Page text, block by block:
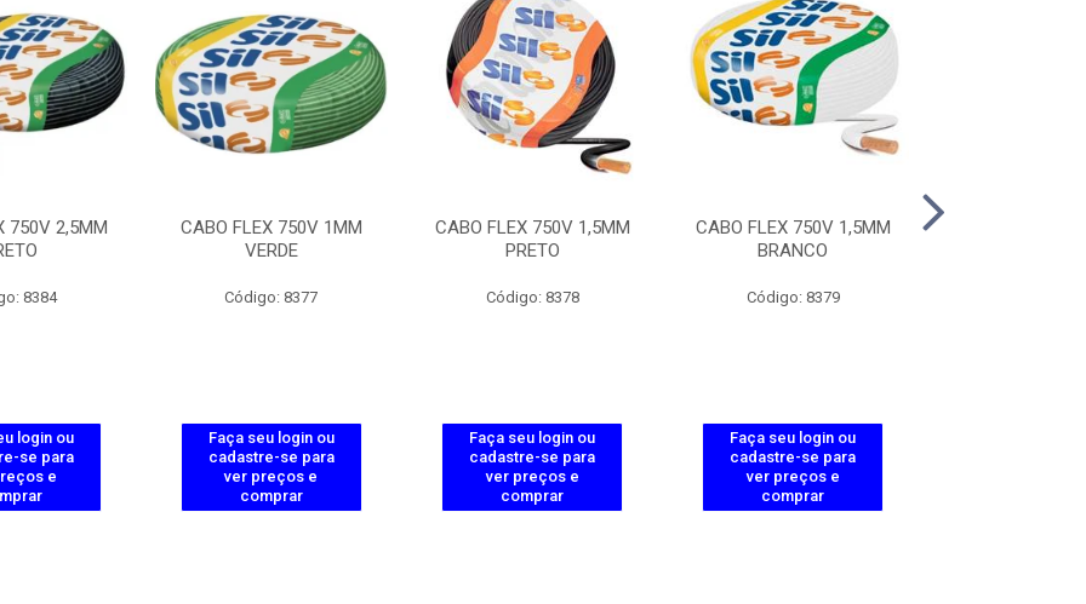
750V 2,5MM
8384
login ou
se para
e
CABO FLEX 750V 1MM
VERDE
Código: 8377
Faça seu login ou
cadastre-se para
ver preços e
comprar
CABO FLEX 750V 1,5MM
PRETO
Código: 8378
Faça seu login ou
cadastre-se para
ver preços e
comprar
CABO FLEX 750V 1,5MM
BRANCO
Código: 8379
Faça seu login ou
cadastre-se para
ver preços e
comprar